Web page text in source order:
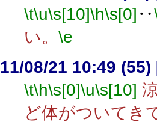
\t\u\s[10]\h\s[0] ‥
い。 \e
11/08/21 10:49 (55)
\t\h\s[0]\u\s[10]
ど体がついてき